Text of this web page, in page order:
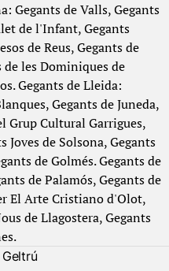
Gegants de Valls, Gegants
de l'Infant, Gegants
de Reus, Gegants de
de les Dominiques de
Gegants de Lleida:
Gegants de Juneda,
Grup Cultural Garrigues,
Joves de Solsona, Gegants
de Golmés. Gegants de
de Palamós, Gegants de
El Arte Cristiano d'Olot,
de Llagostera, Gegants